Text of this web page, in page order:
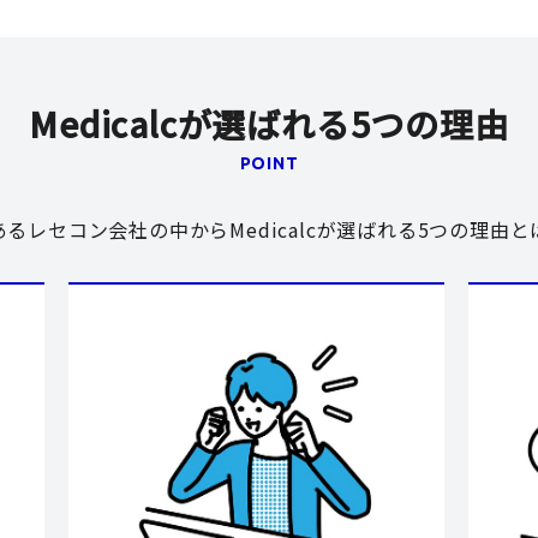
Medicalcが選ばれる5つの理由
POINT
るレセコン会社の中からMedicalcが選ばれる5つの理由と